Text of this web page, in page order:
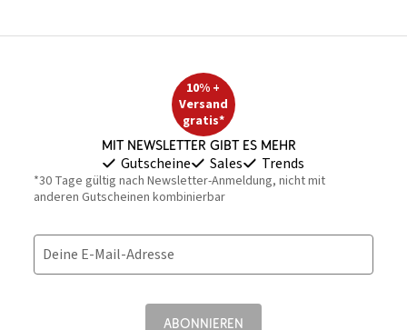
10% +
Versand
gratis*
Mit Newsletter gibt es mehr
Gutscheine Sales Trends
*30 Tage gültig nach Newsletter-Anmeldung, nicht mit
anderen Gutscheinen kombinierbar
Deine E-Mail-Adresse
ABONNIEREN